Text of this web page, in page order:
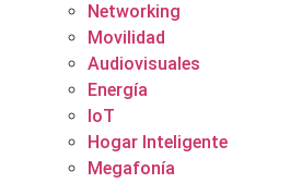
Networking
Movilidad
Audiovisuales
Energía
IoT
Hogar Inteligente
Megafonía